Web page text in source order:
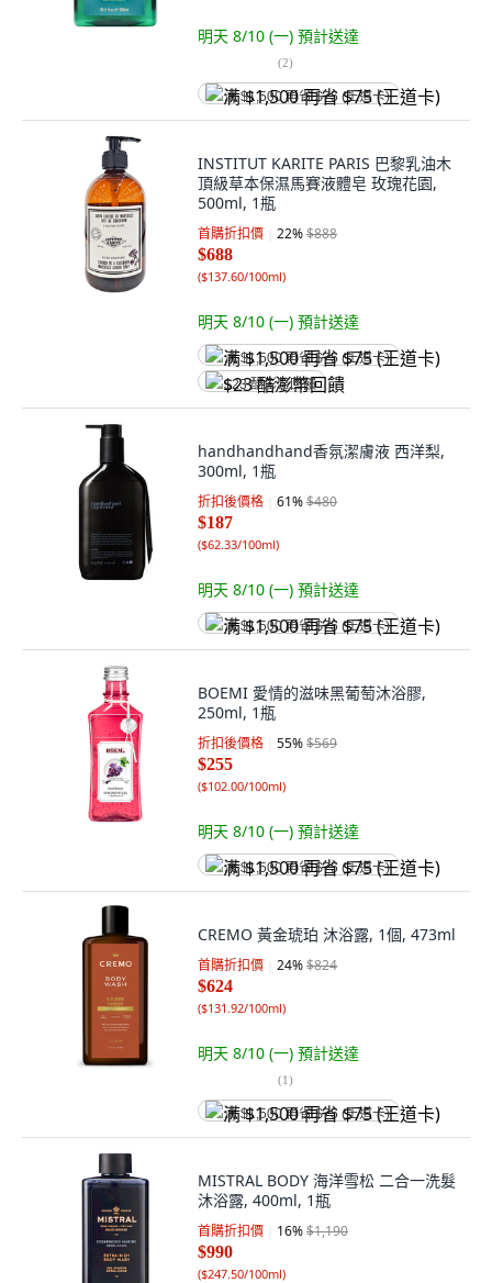
明天 8/10 (一) 預計送達
(2)
满 $1,500 再省 $75 (王道卡)
INSTITUT KARITE PARIS 巴黎乳油木
頂級草本保濕馬賽液體皂 玫瑰花園,
500ml, 1瓶
首購折扣價 22%$888
$688
($137.60/100ml)
明天 8/10 (一) 預計送達
满 $1,500 再省 $75 (王道卡)
$23 酷澎幣回饋
handhandhand香氛潔膚液 西洋梨,
300ml, 1瓶
折扣後價格 61%$480
$187
($62.33/100ml)
明天 8/10 (一) 預計送達
满 $1,500 再省 $75 (王道卡)
BOEMI 愛情的滋味黑葡萄沐浴膠,
250ml, 1瓶
折扣後價格 55%$569
$255
($102.00/100ml)
明天 8/10 (一) 預計送達
满 $1,500 再省 $75 (王道卡)
CREMO 黃金琥珀 沐浴露, 1個, 473ml
首購折扣價 24%$824
$624
($131.92/100ml)
明天 8/10 (一) 預計送達
(1)
满 $1,500 再省 $75 (王道卡)
MISTRAL BODY 海洋雪松 二合一洗髮
沐浴露, 400ml, 1瓶
首購折扣價 16%$1,190
$990
($247.50/100ml)